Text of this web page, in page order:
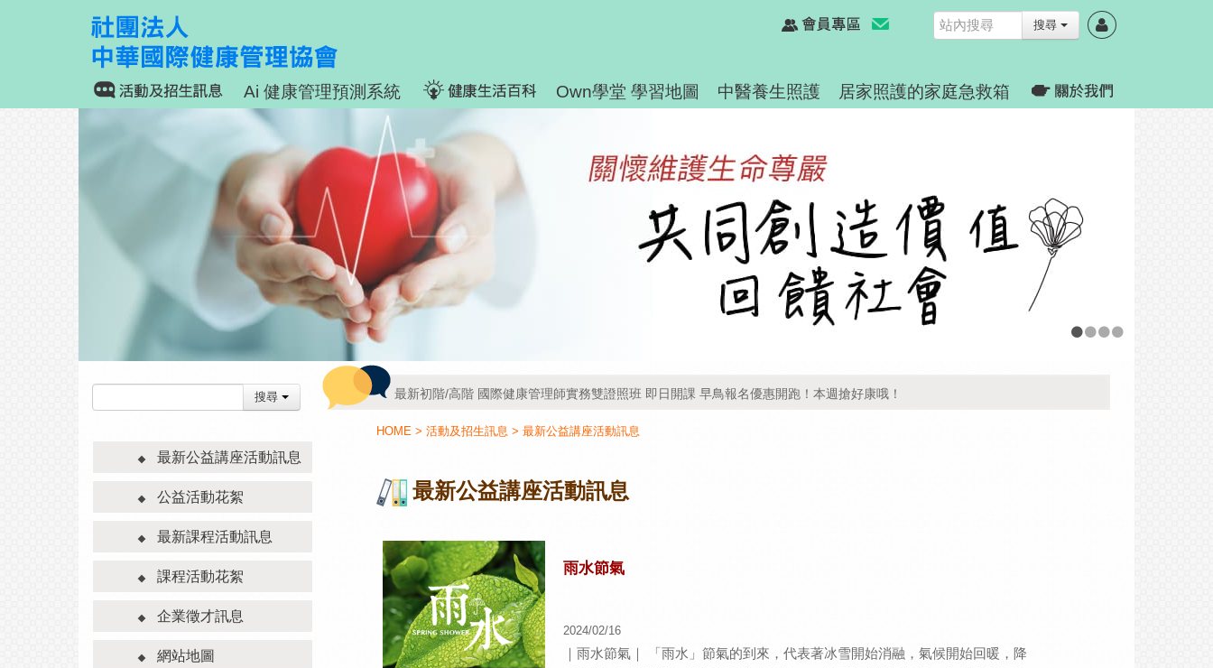
搜尋
Ai 健康管理預測系統 Own學堂 學習地圖 中醫養生照護 居家照護的家庭急救箱
搜尋
最新公益講座活動訊息
公益活動花絮
最新課程活動訊息
課程活動花絮
企業徵才訊息
網站地圖
最新初階/高階 國際健康管理師實務雙證照班 即日開課 早鳥報名優惠開跑！本週搶好康哦！
HOME > 活動及招生訊息 > 最新公益講座活動訊息
最新公益講座活動訊息
雨水節氣
2024/02/16
｜雨水節氣｜ 「雨水」節氣的到來，代表著冰雪開始消融，氣候開始回暖，降